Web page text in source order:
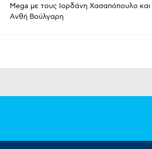
Mega με τους Ιορδάνη Χασαπόπουλο και
Ανθή Βούλγαρη